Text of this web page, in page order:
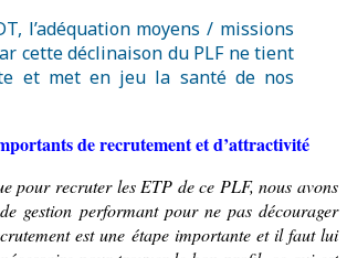
l’adéquation moyens / missions
cette déclinaison du PLF ne tient
et met en jeu la santé de nos
de recrutement et d’attractivité
pour recruter les ETP de ce PLF, nous avons
gestion performant pour ne pas décourager
est une étape importante et il faut lui